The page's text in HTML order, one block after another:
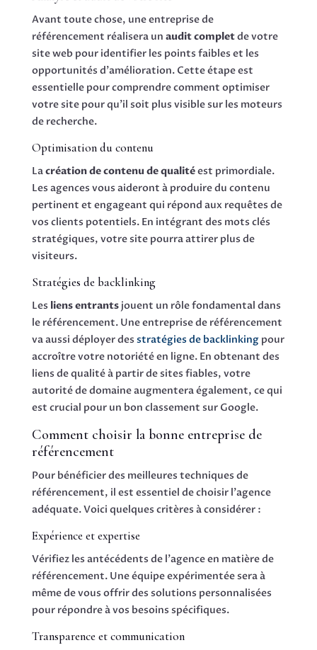
Avant toute chose, une entreprise de
référencement réalisera un audit completde votre
site web pour identifier les points faibles et les
opportunités d’amélioration. Cette étape est
essentielle pour comprendre comment optimiser
votre site pour qu’il soit plus visible sur les moteurs
de recherche.
Optimisation du contenu
Lacréation de contenu de qualitéest primordiale.
Les agences vous aideront à produire du contenu
pertinent et engageant qui répond aux requêtes de
vos clients potentiels. En intégrant des mots clés
stratégiques, votre site pourra attirer plus de
visiteurs.
Stratégies de backlinking
Les liens entrantsjouent un rôle fondamental dans
le référencement. Une entreprise de référencement
va aussi déployer des stratégies de backlinkingpour
accroître votre notoriété en ligne. En obtenant des
liens de qualité à partir de sites fiables, votre
autorité de domaine augmentera également, ce qui
est crucial pour un bon classement sur Google.
Comment choisir la bonne entreprise de
référencement
Pour bénéficier des meilleures techniques de
référencement, il est essentiel de choisir l’agence
adéquate. Voici quelques critères à considérer :
Expérience et expertise
Vérifiez les antécédents de l’agence en matière de
référencement. Une équipe expérimentée sera à
même de vous offrir des solutions personnalisées
pour répondre à vos besoins spécifiques.
Transparence et communication